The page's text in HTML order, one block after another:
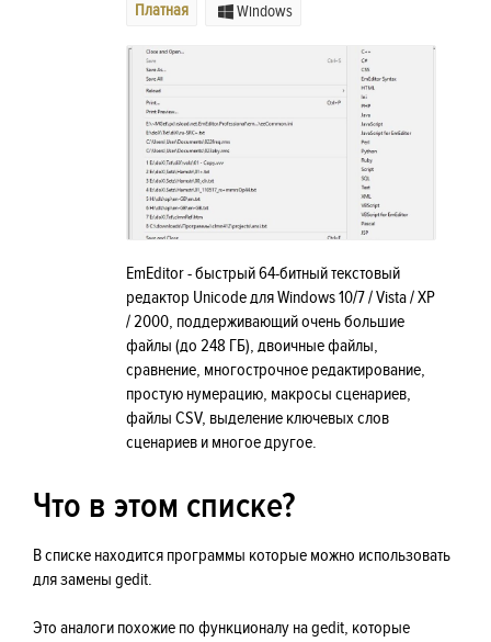
Платная Windows
EmEditor - быстрый 64-битный текстовый
редактор Unicode для Windows 10/7 / Vista / XP
/ 2000, поддерживающий очень большие
файлы (до 248 ГБ), двоичные файлы,
сравнение, многострочное редактирование,
простую нумерацию, макросы сценариев,
файлы CSV, выделение ключевых слов
сценариев и многое другое.
Что в этом списке?
В списке находится программы которые можно использовать
для замены gedit.
Это аналоги похожие по функционалу на gedit, которые